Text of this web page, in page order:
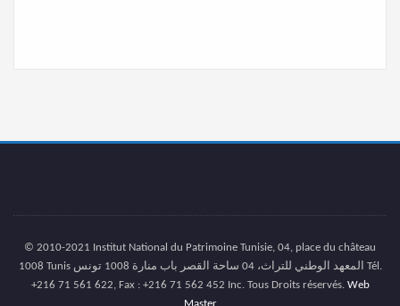
© 2010-2021 Institut National du Patrimoine Tunisie, 04, place du château
1008 Tunis المعهد الوطني للتراث، 04 ساحة القصر باب منارة 1008 تونس Tél.
+216 71 561 622, Fax : +216 71 562 452 Inc. Tous Droits réservés. Web